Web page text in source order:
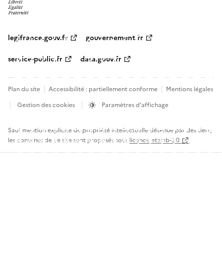
legifrance.gouv.fr gouvernement.fr
service-public.fr data.gouv.fr
Plan du site Accessibilité : partiellement conforme
Mentions légales
Gestion des cookies
Paramètres d'affichage
Sauf mention explicite de propriété intellectuelle détenue par des tiers,
les contenus de ce site sont proposés sous licence etalab-2.0